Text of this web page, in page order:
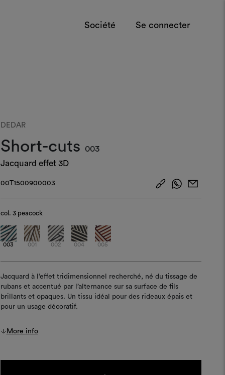
Société Se connecter
DEDAR
Short-cuts
003
Jacquard effet 3D
00T1500900003
col. 3 peacock
003 001 002 004 005
Jacquard à l’effet tridimensionnel recherché, né du tissage de
rubans et accentué par l’alternance sur sa surface de fils
brillants et opaques. Un tissu idéal pour des rideaux épais et
pour un usage décoratif.
More info